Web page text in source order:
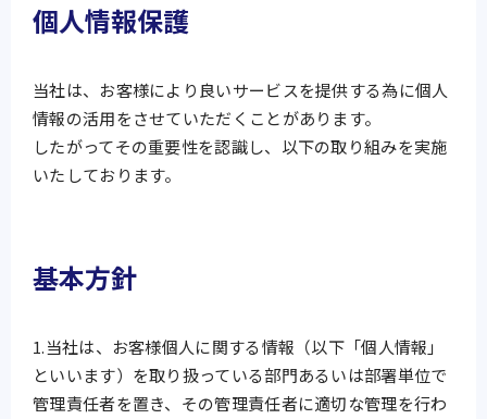
個人情報保護
当社は、お客様により良いサービスを提供する為に個人
情報の活用をさせていただくことがあります。
したがってその重要性を認識し、以下の取り組みを実施
いたしております。
基本方針
1.当社は、お客様個人に関する情報（以下「個人情報」
といいます）を取り扱っている部門あるいは部署単位で
管理責任者を置き、その管理責任者に適切な管理を行わ